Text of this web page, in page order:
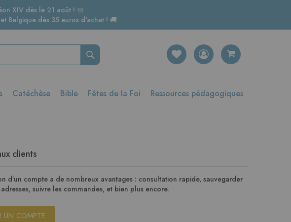
XIV dès le 21 août ! 📅
Belgique dès 35 euros d'achat ! 🚚
Rechercher
Catéchèse Bible Fêtes de la Foi Ressources pédagogiques
clients
d’un compte a de nombreux avantages : consultation rapide, sauvegarder
suivre les commandes, et bien plus encore.
UN COMPTE